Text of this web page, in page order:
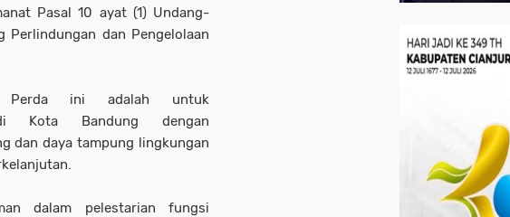
Pasal 10 ayat (1) Undang-
dan Pengelolaan
Perda ini adalah untuk
di Kota Bandung dengan
dan daya tampung lingkungan
dalam pelestarian fungsi